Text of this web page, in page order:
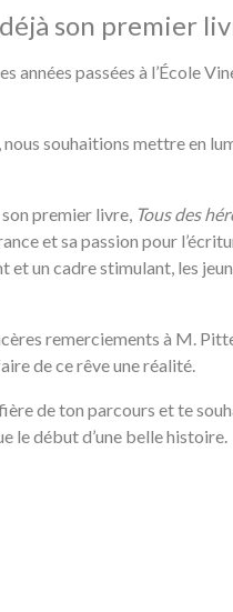
son premier
années passées à l’École
souhaitions mettre en
premier livre, Tous des
et sa passion pour
et un cadre stimulant, les
remerciements à M.
de ce rêve une réalité.
de ton parcours et te
le début d’une belle histoire.